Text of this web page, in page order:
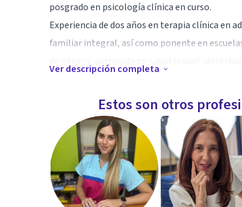
posgrado en psicología clínica en curso.
Experiencia de dos años en terapia clínica en
familiar integral, así como ponente en
Enfoque centrado en la persona.
Terapia cognitivo conductual.
Mindfulness
Terapia de aceptación y compromiso
Enfoque humanista
Entrenamiento en primeros auxilios
Ver descripción completa
Estos son otros